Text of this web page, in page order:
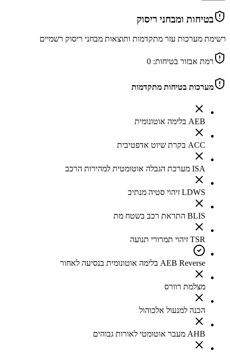
בטיחות ומבחני ריסוק
רשימת מערכות עזר מתקדמות ותוצאות מבחני ריסוק רשמיים
רמת אבזור בטיחות: 0
מערכות בטיחות מתקדמות
AEB בלימה אוטונומית
ACC בקרת שיוט אדפטיבית
ISA מערכת הגבלה אוטומטית למהירות הרכב
LDWS זיהוי סטיה מנתיב
BLIS התראת רכב בשטח מת
TSR זיהוי תמרורי תנועה
AEB Reverse בלימה אוטונומית בנסיעה לאחור
מצלמת רוורס
הכנה למנעול אלכוהול
AHB מעבר אוטומטי לאורות גבוהים